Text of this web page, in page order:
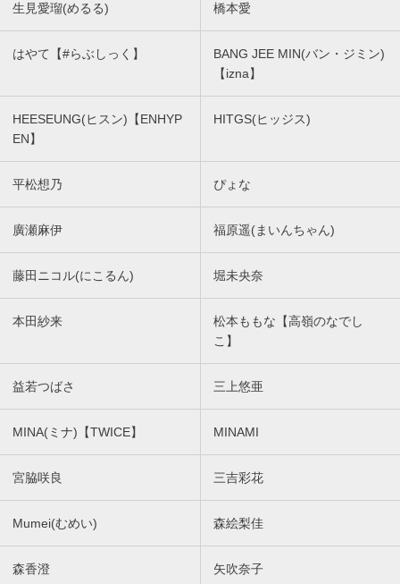
生見愛瑠(めるる) 橋本愛
はやて【#らぶしっく】
BANG JEE MIN(バン・ジミン)
【izna】
HEESEUNG(ヒスン)【ENHYP
EN】
HITGS(ヒッジス)
平松想乃 ぴょな
廣瀬麻伊 福原遥(まいんちゃん)
藤田ニコル(にこるん) 堀未央奈
本田紗来
松本ももな【高嶺のなでし
こ】
益若つばさ 三上悠亜
MINA(ミナ)【TWICE】 MINAMI
宮脇咲良 三吉彩花
Mumei(むめい) 森絵梨佳
森香澄 矢吹奈子